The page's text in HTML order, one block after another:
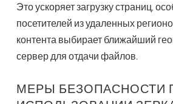
Это ускоряет загрузку страниц,
посетителей из удаленных
контента выбирает ближайший
сервер для отдачи файлов.
МЕРЫ БЕЗОПАСНОСТИ